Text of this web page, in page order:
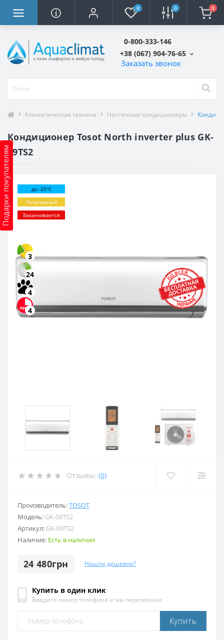
0 0 0
0-800-333-146
+38 (067) 904-76-65
Заказать звонок
Подарки покупателям
Климатическая техника Настенные кондиционеры
Кондиционер Tosot North inverter plus GK-
09TS2
до -25°C
Популярный
Заканчивается
3
24
4
4
Отзывы: (0)
Производитель:TOSOT
Модель: GK-09TS2
Артикул: GK-09TS2
Наличие: Есть в наличии
24 480грн Нашли дешевле?
Купить в один клик
Введите номер телефона и мы перезвоним
Купить